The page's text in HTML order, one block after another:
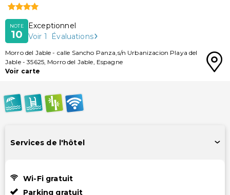
NOTE
10
Exceptionnel
Voir 1 Évaluations
Morro del Jable - calle Sancho Panza,s/n Urbanizacion Playa del
Jable-35625, Morro del Jable, Espagne
Voir carte
Services de l'hôtel
Wi-Fi gratuit
Parking gratuit